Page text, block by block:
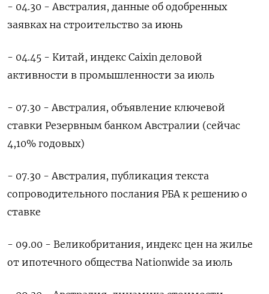
- 04.30 - Австралия, данные об одобренных
заявках на строительство за июнь
- 04.45 - Китай, индекс Caixin деловой
активности в промышленности за июль
- 07.30 - Австралия, объявление ключевой
ставки Резервным банком Австралии (сейчас
4,10% годовых)
- 07.30 - Австралия, публикация текста
сопроводительного послания РБА к решению о
ставке
- 09.00 - Великобритания, индекс цен на жилье
от ипотечного общества Nationwide за июль